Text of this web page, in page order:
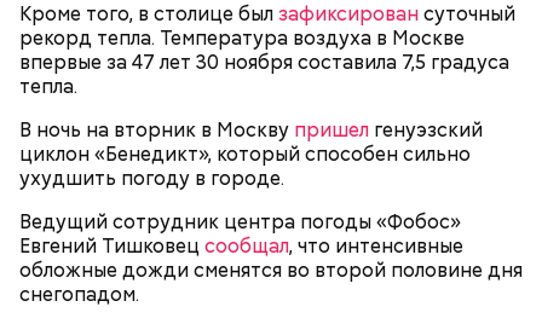
Кроме того, в столице былзафиксировансуточный
рекорд тепла. Температура воздуха в Москве
впервые за 47 лет 30 ноября составила 7,5 градуса
тепла.
В ночь на вторник в Москву пришел генуэзский
циклон «Бенедикт», который способен сильно
ухудшить погоду в городе.
Ведущий сотрудник центра погоды «Фобос»
Евгений Тишковецсообщал, что интенсивные
обложные дожди сменятся во второй половине дня
снегопадом.
24 ноября заместитель мэра столицы по вопросам
социального развития Анастасия Раковасообщила
что ремонтные работы запланировали провести в
58 столичных офисах государственных услуг «Мои
документы». Заммэра отметила, что ремонт
позволит сделать центры более доступными для
маломобильных горожан и жителей с
ограниченными возможностями здоровья (ОВЗ).